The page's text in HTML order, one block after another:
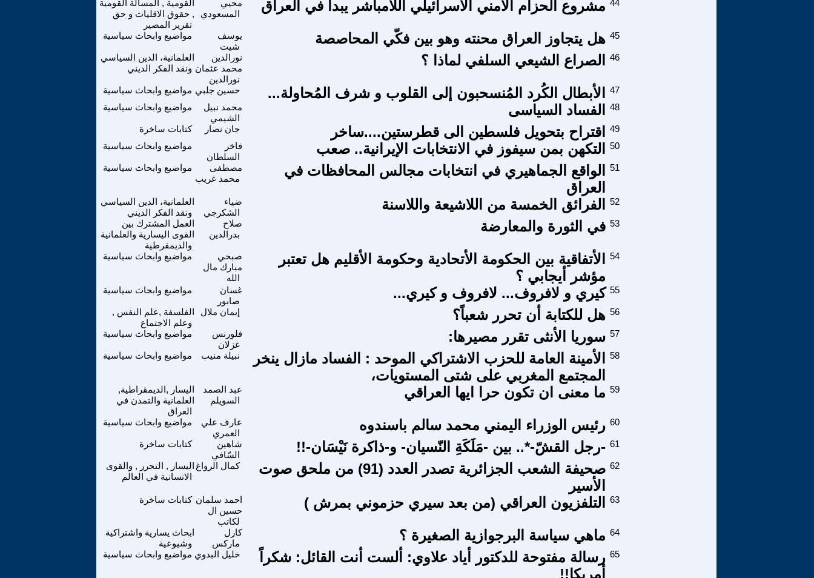
القومية , المسالة القومية
, حقوق الاقليات و حق
تقرير المصير
محيي
المسعودي
مشروع الحزام الامني الاسرائيلي اللامباشر يبدأ في العراق 44
مواضيع وابحاث سياسية
يوسف
شيت
هل يتجاوز العراق محنته وهو بين فكّي المحاصصة 45
العلمانية، الدين السياسي
ونقد الفكر الديني
نورالدين
محمد عثمان
نورالدين
الصراع الشيعي السلفي لماذا ؟ 46
مواضيع وابحاث سياسية حسين جلبي الأبطال الكُرد المُنسحبون إلى القلوب و شرف المُحاولة...
47
مواضيع وابحاث سياسية
محمد نبيل
الشيمي
الفساد السياسى 48
كتابات ساخرة جان نصار اقتراح بتحويل فلسطين الى قطرستين....ساخر
49
مواضيع وابحاث سياسية
فاخر
السلطان
التكهن بمن سيفوز في الانتخابات الإيرانية.. صعب 50
مواضيع وابحاث سياسية
مصطفى
محمد غريب
الواقع الجماهيري في انتخابات مجالس المحافظات في
العراق
51
العلمانية، الدين السياسي
ونقد الفكر الديني
ضياء
الشكرجي
الفرائق الخمسة من اللاشيعة واللاسنة 52
العمل المشترك بين
القوى اليسارية والعلمانية
والديمقرطية
صلاح
بدرالدين
في الثورة والمعارضة 53
مواضيع وابحاث سياسية
صبحي
مبارك مال
الله
الأتفاقية بين الحكومة الأتحادية وحكومة الأقليم هل تعتبر
مؤشر أيجابي ؟
54
مواضيع وابحاث سياسية
غسان
صابور
كيري و لافروف... لافروف و كيري... 55
الفلسفة ,علم النفس ,
وعلم الاجتماع
إيمان ملال هل للكتابة أن تحرر شعباً؟ 56
مواضيع وابحاث سياسية
فلورنس
غزلان
سوريا الأنثى تقرر مصيرها: 57
مواضيع وابحاث سياسية نبيلة منيب
الأمينة العامة للحزب الاشتراكي الموحد : الفساد مازال ينخر
المجتمع المغربي على شتى المستويات،
58
اليسار ,الديمقراطية,
العلمانية والتمدن في
العراق
عبد الصمد
السويلم
ما معنى ان تكون حرا ايها العراقي 59
مواضيع وابحاث سياسية
عارف علي
العمري
رئيس الوزراء اليمني محمد سالم باسندوه 60
كتابات ساخرة
شاهين
السّافي
-رجل القشّ-*.. بين -مَلَكَةِ النّسيان- و-ذاكرة نَيْسَان-!! 61
اليسار , التحرر , والقوى
الانسانية في العالم
كمال الرواغ
صحيفة الشعب الجزائرية تصدر العدد (91) من ملحق صوت
الأسير
62
كتابات ساخرة احمد سلمان
حسين ال
لكاتب
التلفزيون العراقي (من بعد سيري حزموني بمرش ) 63
ابحاث يسارية واشتراكية
وشيوعية
كارل
ماركس
ماهي سياسة البرجوازية الصغيرة ؟ 64
مواضيع وابحاث سياسية خليل البدوي
رسالة مفتوحة للدكتور أياد علاوي: ألست أنت القائل: شكراً
أمريكا!!
65